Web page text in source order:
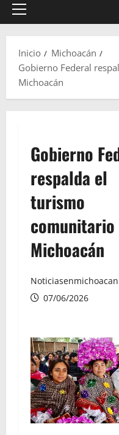
Menú
Inicio
Michoacán
Gobierno Federal
Michoacán
Gobierno
respalda el
turismo
comunitario
Michoacán
Noticiasenmichoacan
07/06/2026